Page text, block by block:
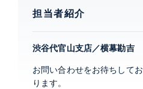
担当者紹介
渋谷代官山支店／横幕勘吉
お問い合わせをお待ちしてお
ります。